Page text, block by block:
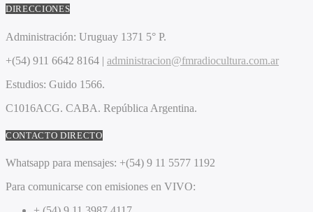
DIRECCIONES
Administración: Uruguay 1371 5° P.
+(54) 911 6642 8164 | administracion@fmradiocultura.com.ar
Estudios: Guido 1566.
C1016ACG. CABA. República Argentina.
CONTACTO DIRECTO
Whatsapp para mensajes: +(54) 9 11 5577 1192
Para comunicarse con emisiones en VIVO: